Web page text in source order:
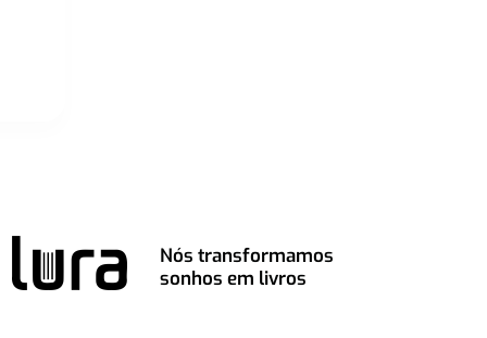
Nós transformamos
sonhos em livros